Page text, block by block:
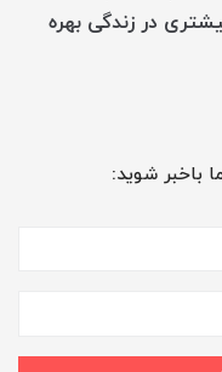
در زندگی بهره
باخبر شوید: